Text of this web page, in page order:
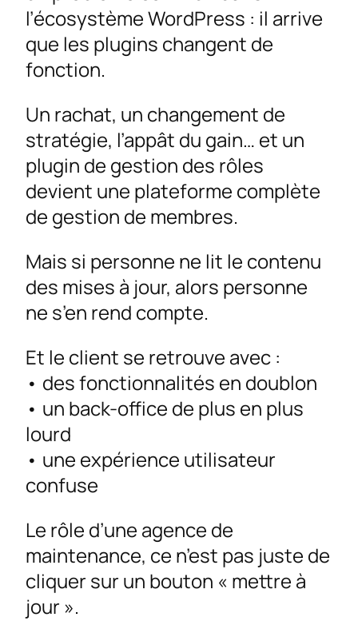
l’écosystème WordPress : il arrive
que les plugins changent de
fonction.
Un rachat, un changement de
stratégie, l’appât du gain… et un
plugin de gestion des rôles
devient une plateforme complète
de gestion de membres.
Mais si personne ne lit le contenu
des mises à jour, alors personne
ne s’en rend compte.
Et le client se retrouve avec :
• des fonctionnalités en doublon
• un back-office de plus en plus
lourd
• une expérience utilisateur
confuse
Le rôle d’une agence de
maintenance, ce n’est pas juste de
cliquer sur un bouton « mettre à
jour ».